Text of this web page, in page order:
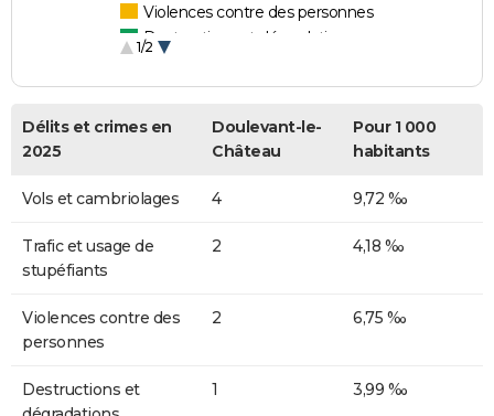
Violences contre des personnes
Destructions et dégradations
1/2
Délits et crimes en
2025
Doulevant-le-
Château
Pour 1 000
habitants
Vols et cambriolages 4 9,72 ‰
Trafic et usage de
stupéfiants
2 4,18 ‰
Violences contre des
personnes
2 6,75 ‰
Destructions et
1 3,99 ‰